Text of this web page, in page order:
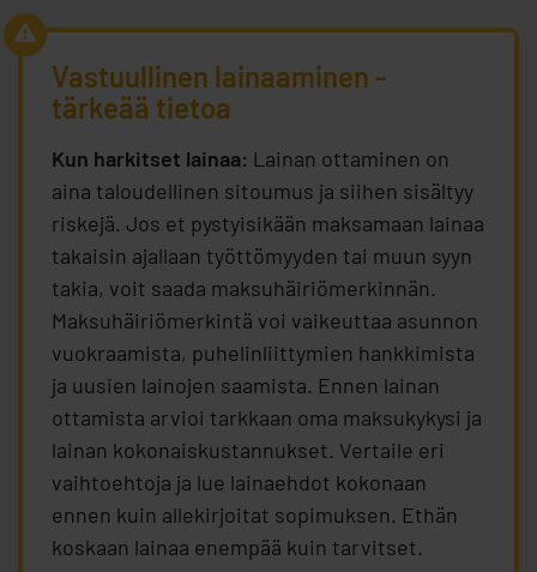
Vastuullinen lainaaminen -
tärkeää tietoa
Kun harkitset lainaa: Lainan ottaminen on
aina taloudellinen sitoumus ja siihen sisältyy
riskejä. Jos et pystyisikään maksamaan lainaa
takaisin ajallaan työttömyyden tai muun syyn
takia, voit saada maksuhäiriömerkinnän.
Maksuhäiriömerkintä voi vaikeuttaa asunnon
vuokraamista, puhelinliittymien hankkimista
ja uusien lainojen saamista. Ennen lainan
ottamista arvioi tarkkaan oma maksukykysi ja
lainan kokonaiskustannukset. Vertaile eri
vaihtoehtoja ja lue lainaehdot kokonaan
ennen kuin allekirjoitat sopimuksen. Ethän
koskaan lainaa enempää kuin tarvitset.